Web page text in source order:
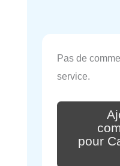
Pas de
service.
pour